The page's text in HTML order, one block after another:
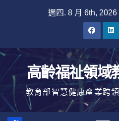
週四. 8 月 6th, 2026
高齡福祉領域
教育部智慧健康產業跨